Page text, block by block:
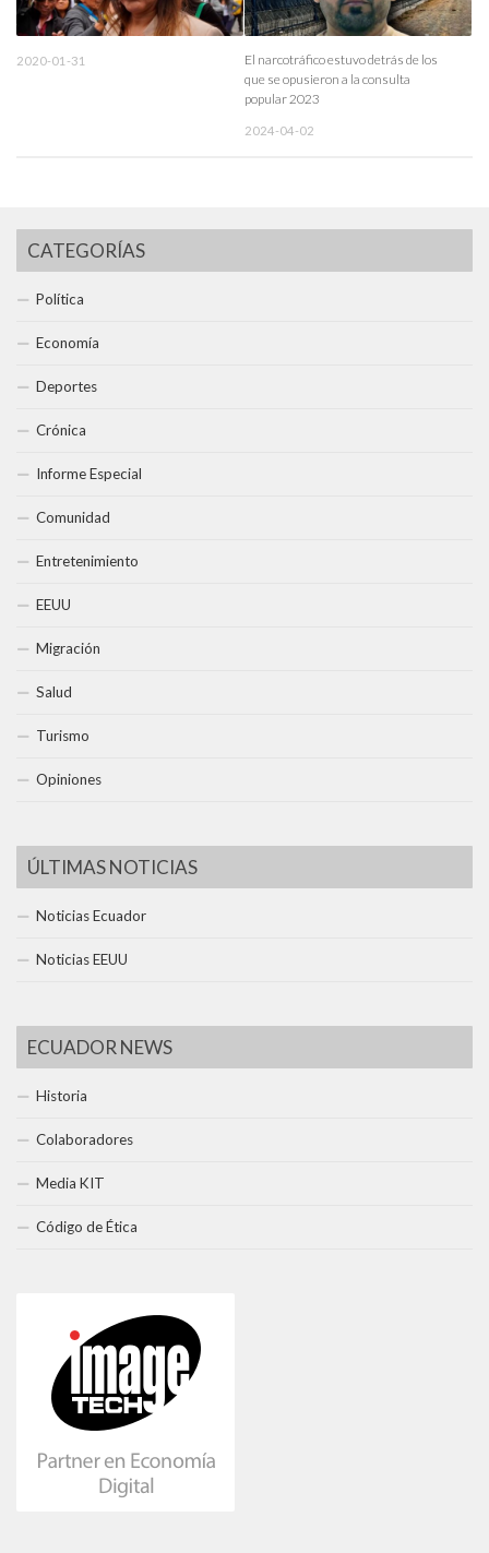
2020-01-31
El narcotráfico estuvo detrás de los
que se opusieron a la consulta
popular 2023
2024-04-02
CATEGORÍAS
Política
Economía
Deportes
Crónica
Informe Especial
Comunidad
Entretenimiento
EEUU
Migración
Salud
Turismo
Opiniones
ÚLTIMAS NOTICIAS
Noticias Ecuador
Noticias EEUU
ECUADOR NEWS
Historia
Colaboradores
Media KIT
Código de Ética